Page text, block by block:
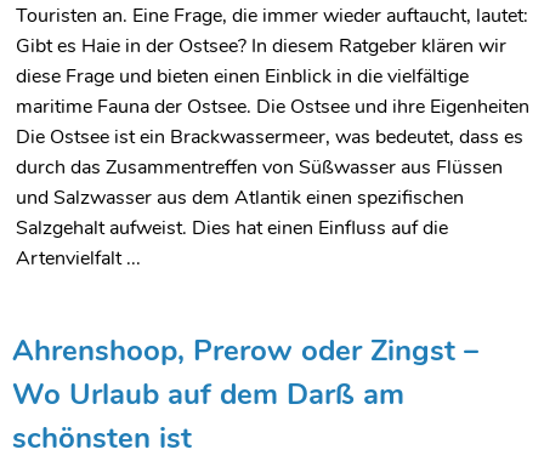
Touristen an. Eine Frage, die immer wieder auftaucht, lautet:
Gibt es Haie in der Ostsee? In diesem Ratgeber klären wir
diese Frage und bieten einen Einblick in die vielfältige
maritime Fauna der Ostsee. Die Ostsee und ihre Eigenheiten
Die Ostsee ist ein Brackwassermeer, was bedeutet, dass es
durch das Zusammentreffen von Süßwasser aus Flüssen
und Salzwasser aus dem Atlantik einen spezifischen
Salzgehalt aufweist. Dies hat einen Einfluss auf die
Artenvielfalt ...
Ahrenshoop, Prerow oder Zingst –
Wo Urlaub auf dem Darß am
schönsten ist